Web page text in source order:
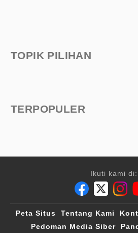
TOPIK PILIHAN
TERPOPULER
Ikuti kami di:
Peta Situs Tentang Kami
Pedoman Media Siber